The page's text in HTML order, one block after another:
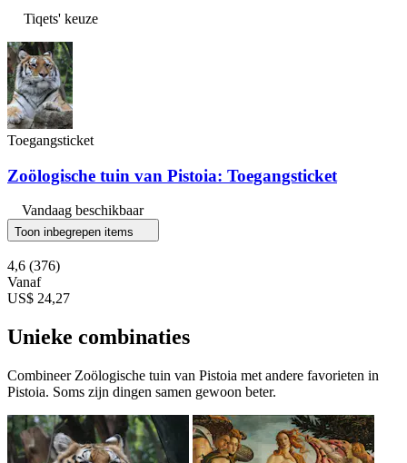
Tiqets' keuze
Toegangsticket
Zoölogische tuin van Pistoia: Toegangsticket
Vandaag beschikbaar
Toon inbegrepen items
4,6 (376)
Vanaf
US$ 24,27
Unieke combinaties
Combineer Zoölogische tuin van Pistoia met andere favorieten in
Pistoia. Soms zijn dingen samen gewoon beter.